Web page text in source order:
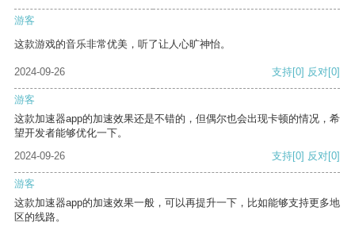
游客
这款游戏的音乐非常优美，听了让人心旷神怡。
2024-09-26 支持[0] 反对[0]
游客
这款加速器app的加速效果还是不错的，但偶尔也会出现卡顿的情况，希
望开发者能够优化一下。
2024-09-26
支持[0] 反对[0]
游客
这款加速器app的加速效果一般，可以再提升一下，比如能够支持更多地
区的线路。